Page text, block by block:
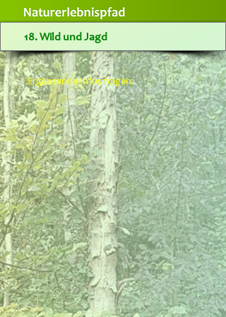
18. Wild und Jagd
Ergänzende Infos folgen.